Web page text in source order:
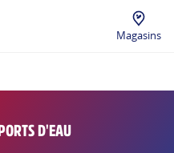
Magasins
D'EAU